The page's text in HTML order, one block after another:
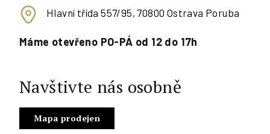
Hlavní třída 557/95, 70800 Ostrava Poruba
Máme otevřeno PO-PÁ od 12 do 17h
Navštivte nás osobně
Mapa prodejen